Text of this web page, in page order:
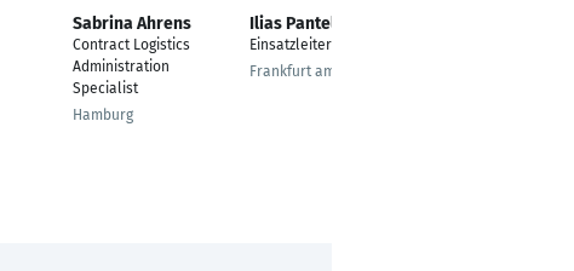
Sabrina Ahrens
Contract Logistics
Administration
Specialist
Hamburg
Ilias Pantelidis
Einsatzleiter
Frankfurt am Main